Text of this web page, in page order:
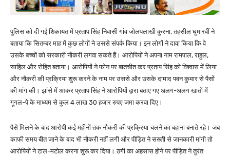
पुलिस को दी गई शिकायत में प्रताप सिंह निवासी गांव जोलपलाखी कुरना, तहसील घुमारवीं ने
बताया कि सितम्बर माह में कुछ लोगों ने उससे संपर्क किया। इन लोगों ने दावा किया कि वे
उसके बच्चों को सरकारी नौकरी लगवा सकते हैं। आरोपियों ने अपना नाम रामपाल, राहुल,
साहिल और रोहित बताया। आरोपियों ने फोन पर बातचीत कर प्रताप सिंह को विश्वास में लिया
और नौकरी की प्रक्रिया शुरू करने के नाम पर उससे और उसके दामाद पवन कुमार से पैसों
की मांग की। झांसे में आकर प्रताप सिंह ने आरोपियों द्वारा बताए गए अलग-अलग खातों में
गूगल-पे के माध्यम से कुल 4 लाख 30 हजार रुपए जमा करवा दिए।
पैसे मिलने के बाद आरोपी कई महीनों तक नौकरी की प्रक्रिया चलने का बहाना बनाते रहे। जब
काफी समय बीत जाने के बाद भी नौकरी नहीं लगी और पीड़ित ने सख्ती से जानकारी मांगी तो
आरोपियों ने टाल-मटोल करना शुरू कर दिया। ठगी का अहसास होने पर पीड़ित ने तुरंत